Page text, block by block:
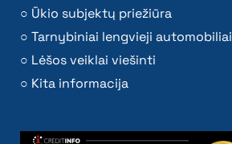
Ūkio subjektų priežiūra
Tarnybiniai lengvieji automobiliai
Lėšos veiklai viešinti
Kita informacija